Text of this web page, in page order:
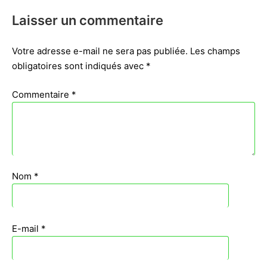
Laisser un commentaire
Votre adresse e-mail ne sera pas publiée. Les champs
obligatoires sont indiqués avec *
Commentaire *
Nom *
E-mail *